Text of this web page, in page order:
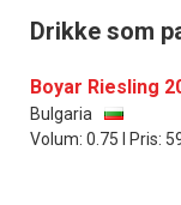
Drikke som
Boyar Riesling
Bulgaria
Volum: 0.75 l Pris: